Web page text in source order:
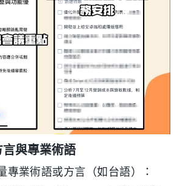
與專業術語
專業術語或方言（如台語）：